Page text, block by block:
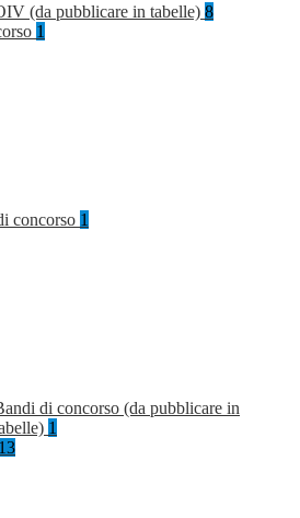
(da pubblicare in tabelle) 8
1
concorso 1
di concorso (da pubblicare in
1
13